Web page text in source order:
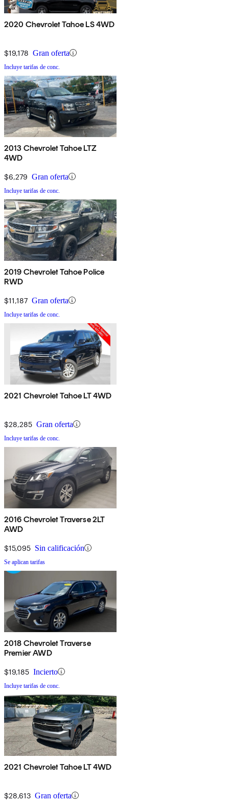
2020 Chevrolet Tahoe LS 4WD
$19,178 Gran oferta
Incluye tarifas de conc.
2013 Chevrolet Tahoe LTZ
4WD
$6,279 Gran oferta
Incluye tarifas de conc.
2019 Chevrolet Tahoe Police
RWD
$11,187 Gran oferta
Incluye tarifas de conc.
2021 Chevrolet Tahoe LT 4WD
$28,285 Gran oferta
Incluye tarifas de conc.
2016 Chevrolet Traverse 2LT
AWD
$15,095 Sin calificación
Se aplican tarifas
2018 Chevrolet Traverse
Premier AWD
$19,185 Incierto
Incluye tarifas de conc.
2021 Chevrolet Tahoe LT 4WD
$28,613 Gran oferta